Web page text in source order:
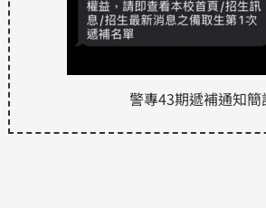
警專43期遞補通知簡